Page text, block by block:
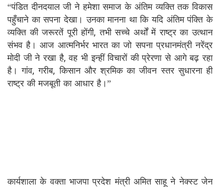
“पंडित दीनदयाल जी ने हमेशा समाज के अंतिम व्यक्ति तक विकास
पहुँचाने का सपना देखा। उनका मानना था कि यदि अंतिम पंक्ति के
व्यक्ति की जरूरतें पूरी होंगी, तभी सच्चे अर्थों में राष्ट्र का उत्थान
संभव है। आज आत्मनिर्भर भारत का जो सपना प्रधानमंत्री नरेंद्र
मोदी जी ने रखा है, वह भी इन्हीं विचारों की प्रेरणा से आगे बढ़ रहा
है। गांव, गरीब, किसान और श्रमिक का जीवन स्तर सुधारना ही
राष्ट्र की मजबूती का आधार है।”
कार्यशाला के वक्ता भाजपा प्रदेश मंत्री अमित साहू ने नेक्स्ट जेन